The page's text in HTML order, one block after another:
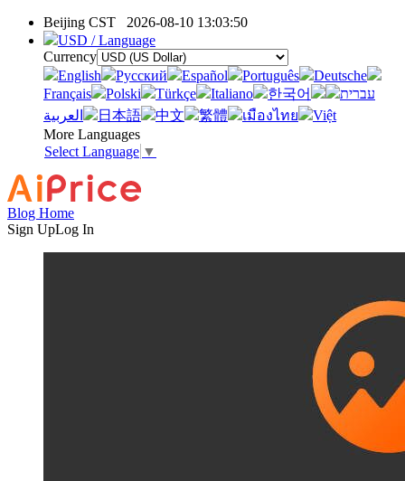
Beijing CST 2026-08-10 13:03:50
USD / Language
Currency
English
Pусский Español Português
Deutsche
Français
Polski Türkçe Italiano 한국어
עברית
العربية
日本語 中文 繁體 เมืองไทย
Việt
More Languages
Select Language ▼
Blog Home
Sign UpLog In